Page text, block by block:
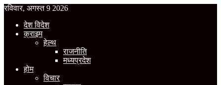
रविवार, अगस्त 9 2026
देश विदेश
क्राइम
हेल्थ
राजनीति
मध्यप्रदेश
होम
विचार